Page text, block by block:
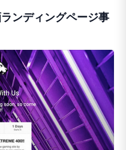
ンディングページ事